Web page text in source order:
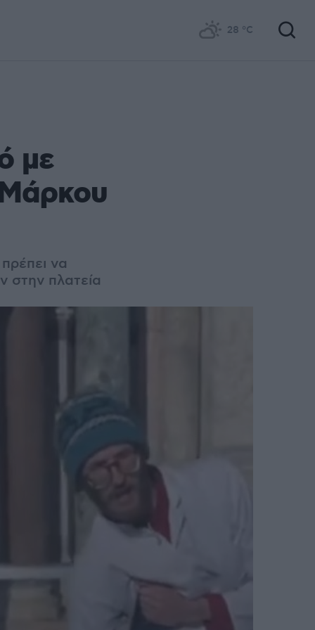
28 °C
με
να
στην πλατεία